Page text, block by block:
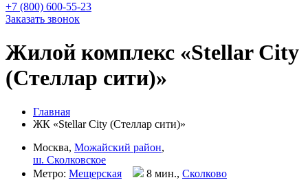
+7 (800) 600-55-23
Заказать звонок
Жилой комплекс «Stellar City
(Стеллар сити)»
Главная
ЖК «Stellar City (Стеллар сити)»
Москва, Можайский район,
ш. Сколковское
Метро: Мещерская 8 мин., Сколково